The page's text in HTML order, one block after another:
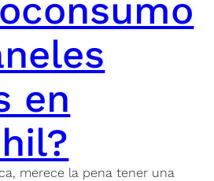
en
merece la pena tener una